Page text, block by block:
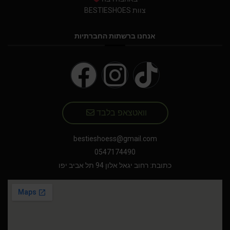
NIKE MAC ATTACK
צוות BESTIESHOES
אנחנו ברשתות החברתיות
וואטצאפ בלבד
bestieshoess@gmail.com
0547174490
כתובת: רחוב יגאל אלון 94 תל אביב יפו